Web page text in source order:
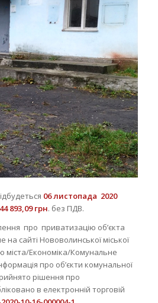
06листопада 2020
893,09 грн. без ПДВ.
про приватизацію об’єкта
на сайті Нововолинської міської
міста/Економіка/Комунальне
про об’єкти комунальної
рішення про
в електронній торговій